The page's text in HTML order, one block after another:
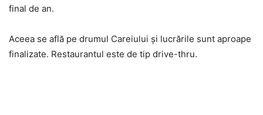
final de an.
Aceea se află pe drumul Careiului şi lucrările sunt aproape
finalizate. Restaurantul este de tip drive-thru.